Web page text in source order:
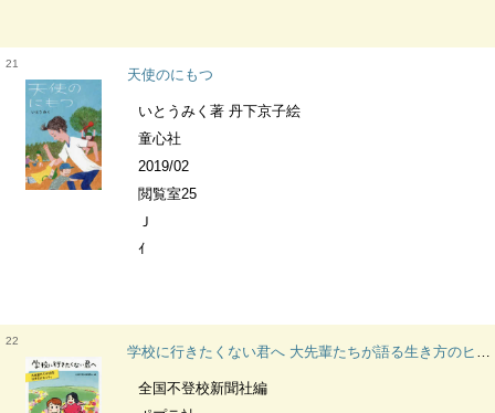
21
天使のにもつ
いとうみく著 丹下京子絵
童心社
2019/02
閲覧室25
Ｊ
ｲ
22
学校に行きたくない君へ 大先輩たちが語る生き方のヒント。
全国不登校新聞社編